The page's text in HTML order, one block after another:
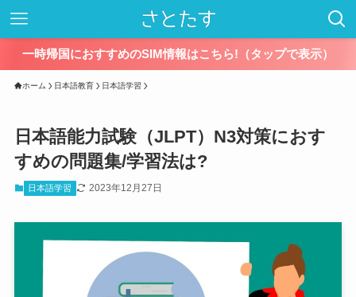
一時帰国におすすめのSIM情報はこちら!（タップで表示）
ホーム 日本語教育 日本語学習
日本語能力試験（JLPT）N3対策におす
すめの問題集/学習法は?
日本語学習 2023年12月27日